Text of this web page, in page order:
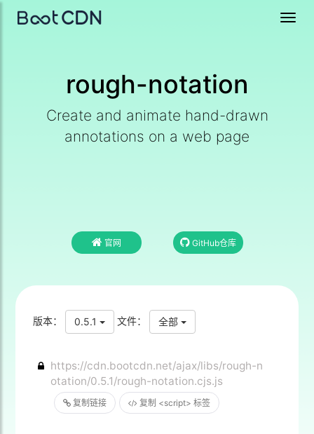
rough-notation
Create and animate hand-drawn
annotations on a web page
官网 GitHub仓库
版本： 0.5.1 文件： 全部
复制链接 复制 <script> 标签
https://cdn.bootcdn.net/ajax/libs/rough-n
otation/0.5.1/rough-notation.cjs.js